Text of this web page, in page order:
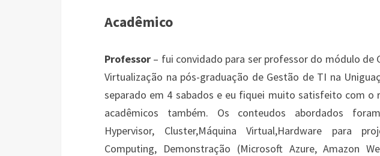
Acadêmico
Professor – fui convidado para ser professor do módulo de
Virtualização na pós-graduação de Gestão de TI na
separado em 4 sabados e eu fiquei muito satisfeito com
acadêmicos também. Os conteudos abordados
Hypervisor, Cluster,Máquina Virtual,Hardware para
Computing, Demonstração (Microsoft Azure, Amazon